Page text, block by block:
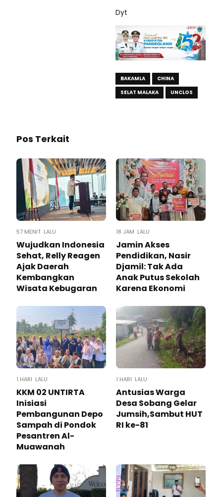
Dyt
BAKAMLA
CHINA
SELAT MALAKA
UNCLOS
Pos Terkait
57 MENIT LALU
Wujudkan Indonesia
Sehat, Relly Reagen
Ajak Daerah
Kembangkan
Wisata Kebugaran
18 JAM LALU
Jamin Akses
Pendidikan, Nasir
Djamil: Tak Ada
Anak Putus Sekolah
Karena Ekonomi
1 HARI LALU
KKM 02 UNTIRTA
Inisiasi
Pembangunan Depo
Sampah di Pondok
Pesantren Al-
Muawanah
1 HARI LALU
Antusias Warga
Desa Sobang Gelar
Jumsih,Sambut HUT
RI ke-81